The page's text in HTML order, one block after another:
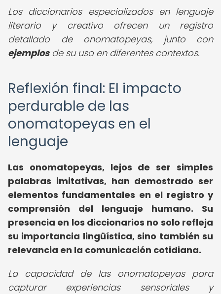
Los diccionarios especializados en lenguaje
literario y creativo ofrecen un registro
detallado de onomatopeyas, junto con
ejemplosde su uso en diferentes contextos.
Reflexión final: El impacto
perdurable de las
onomatopeyas en el
lenguaje
Las onomatopeyas, lejos de ser simples
palabras imitativas, han demostrado ser
elementos fundamentales en el registro y
comprensión del lenguaje humano. Su
presencia en los diccionarios no solo refleja
su importancia lingüística, sino también su
relevancia en la comunicación cotidiana.
La capacidad de las onomatopeyas para
capturar experiencias sensoriales y